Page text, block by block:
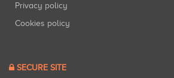
Privacy policy
Cookies policy
SECURE SITE